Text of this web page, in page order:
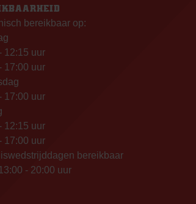
bereikbaar op:
12:15 uur
17:00 uur
17:00 uur
12:15 uur
17:00 uur
bereikbaar
- 20:00 uur